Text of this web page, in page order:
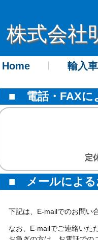
株式会社
Home 輸入車
■ 電話・FAXに
定
■ メールによる
下記は、E-mailでのお問い
なお、E-mailでご連絡いた